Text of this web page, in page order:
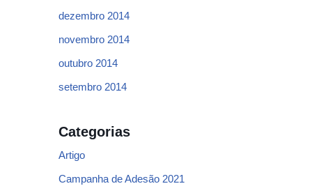
dezembro 2014
novembro 2014
outubro 2014
setembro 2014
Categorias
Artigo
Campanha de Adesão 2021